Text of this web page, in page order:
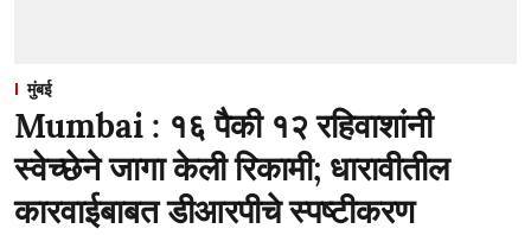
मुंबई
Mumbai : १६ पैकी १२ रहिवाशांनी
स्वेच्छेने जागा केली रिकामी; धारावीतील
कारवाईबाबत डीआरपीचे स्पष्टीकरण